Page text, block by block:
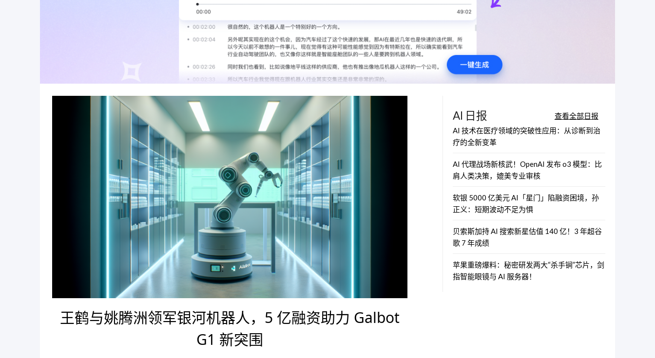
王鹤与姚腾洲领军银河机器人，5 亿融资助力 Galbot
G1 新突围
AI 日报
查看全部日报
AI 技术在医疗领域的突破性应用：从诊断到治
疗的全新变革
AI 代理战场新核武！OpenAI 发布 o3 模型：比
肩人类决策，媲美专业审核
软银 5000 亿美元 AI「星门」陷融资困境，孙
正义：短期波动不足为惧
贝索斯加持 AI 搜索新星估值 140 亿！3 年超谷
歌 7 年成绩
苹果重磅爆料：秘密研发两大“杀手锏”芯片，剑
指智能眼镜与 AI 服务器！